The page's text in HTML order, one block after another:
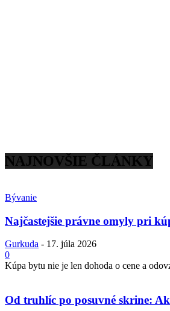
NAJNOVŠIE ČLÁNKY
Bývanie
Najčastejšie právne omyly pri
Gurkuda - 17. júla 2026
0
Kúpa bytu nie je len dohoda o cene a
Od truhlíc po posuvné skrine: